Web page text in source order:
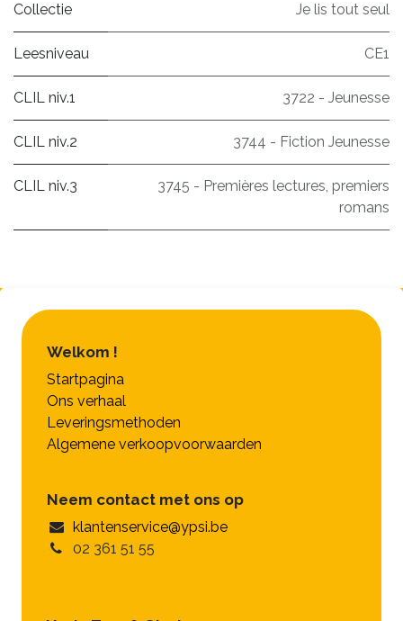
Collectie Je lis tout seul
Leesniveau CE1
CLIL niv.1 3722 - Jeunesse
CLIL niv.2 3744 - Fiction Jeunesse
CLIL niv.3
3745 - Premières lectures, premiers
romans
Welkom !
Startpagina
Ons verhaal
Leveringsmethoden
Algemene verkoopvoorwaarden
Neem contact met ons op
klantenservice@ypsi.be
02 361 51 55